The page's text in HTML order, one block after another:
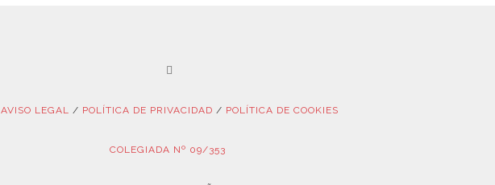
AVISO LEGAL / POLÍTICA DE PRIVACIDAD / POLÍTICA DE COOKIES
COLEGIADA Nº 09/353